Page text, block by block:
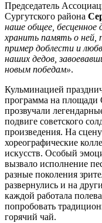
Председатель
Сургутского района
наше общее,
хранить память о ней,
пример доблести и
наших дедов,
новым победам».
Кульминацией
программа на площади
прозвучали
подвиге советского
произведения. На
хореографические
искусств. Особый
вызвало исполнение
разные поколения
развернулись и на
каждой работала
попробовать
горячий чай.